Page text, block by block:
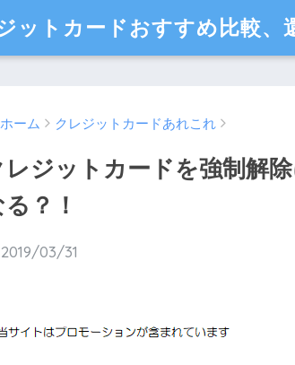
ットカードおすすめ比較、
ホーム クレジットカードあれこれ
レジットカードを強制解
？！
2019/03/31